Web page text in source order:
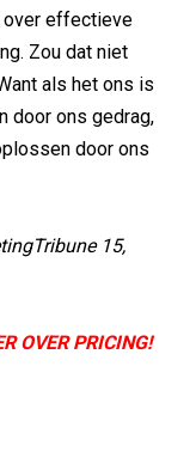
over effectieve
Zou dat niet
als het ons is
door ons gedrag,
door ons
15,
OVER PRICING!